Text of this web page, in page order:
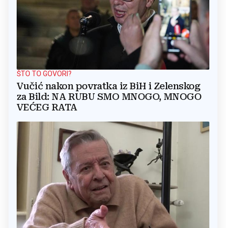
ŠTO TO GOVORI?
Vučić nakon povratka iz BiH i Zelenskog
za Bild: NA RUBU SMO MNOGO, MNOGO
VEĆEG RATA